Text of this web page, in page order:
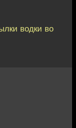
водки во